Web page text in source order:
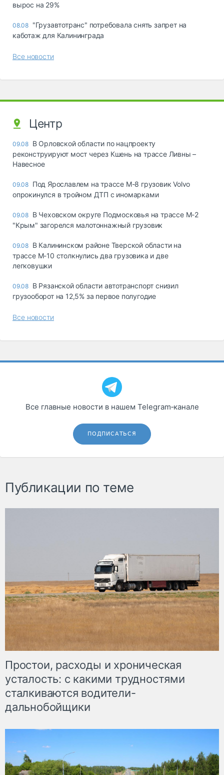
вырос на 29%
08.08 "Грузавтотранс" потребовала снять запрет на
каботаж для Калининграда
Все новости
Центр
09.08 В Орловской области по нацпроекту
реконструируют мост через Кшень на трассе Ливны –
Навесное
09.08 Под Ярославлем на трассе М-8 грузовик Volvo
опрокинулся в тройном ДТП с иномарками
09.08 В Чеховском округе Подмосковья на трассе М-2
"Крым" загорелся малотоннажный грузовик
09.08 В Калининском районе Тверской области на
трассе М-10 столкнулись два грузовика и две
легковушки
09.08 В Рязанской области автотранспорт снизил
грузооборот на 12,5% за первое полугодие
Все новости
Все главные новости в нашем Telegram‑канале
ПОДПИСАТЬСЯ
Публикации по теме
Простои, расходы и хроническая
усталость: с какими трудностями
сталкиваются водители-
дальнобойщики